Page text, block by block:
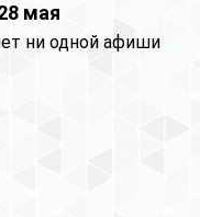
мая
ни одной афиши